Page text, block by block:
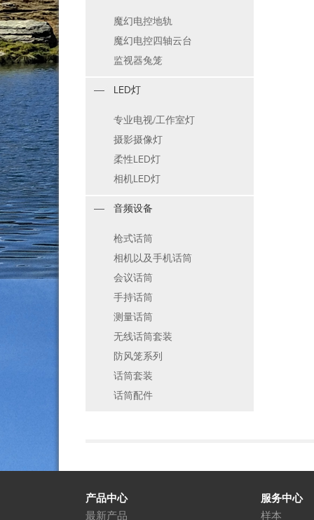
魔幻电控地轨
魔幻电控四轴云台
监视器兔笼
LED灯
专业电视/工作室灯
摄影摄像灯
柔性LED灯
相机LED灯
音频设备
枪式话筒
相机以及手机话筒
会议话筒
手持话筒
测量话筒
无线话筒套装
防风笼系列
话筒套装
话筒配件
产品中心
最新产品
服务中心
样本